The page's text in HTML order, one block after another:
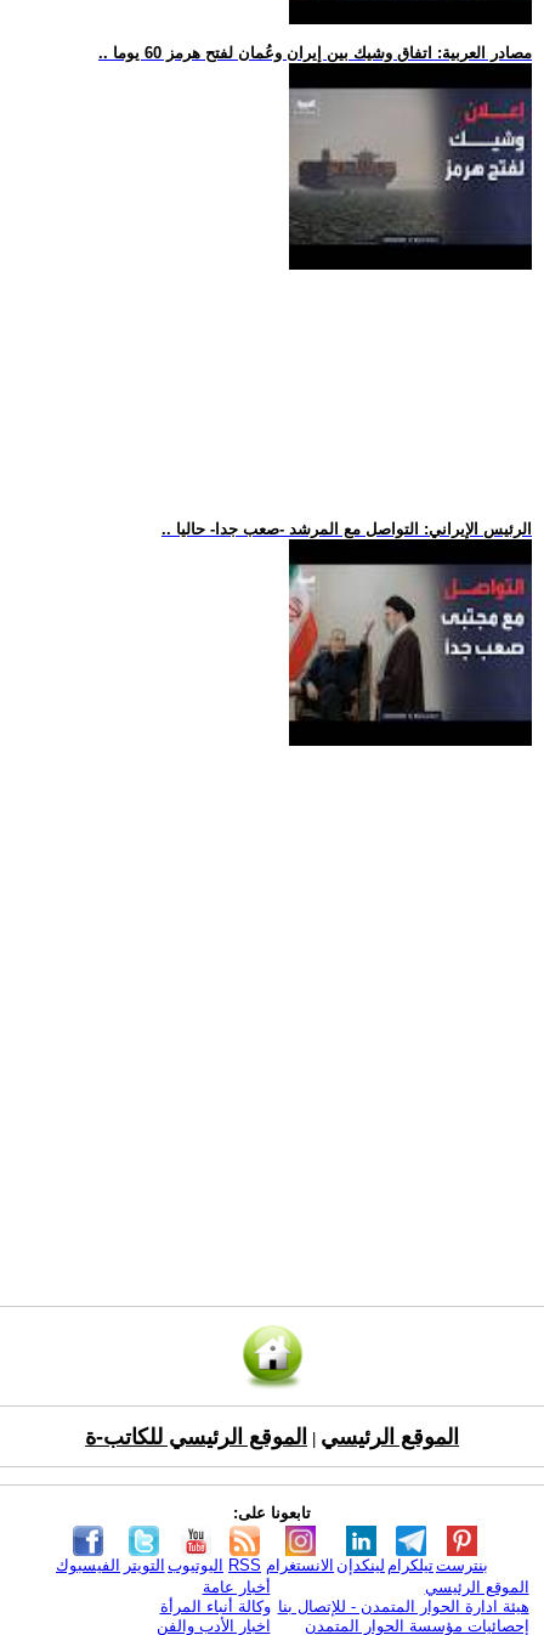
.. مصادر العربية: اتفاق وشيك بين إيران وعُمان لفتح هرمز 60 يوما
.. الرئيس الإيراني: التواصل مع المرشد -صعب جدا- حاليا
الموقع الرئيسي الموقع الرئيسي للكاتب-ة
تابعونا على:
الفيسبوك التويتر اليوتيوب RSS الانستغرام لينكدإن تيلكرامبنترست
الموقع الرئيسي
هيئة ادارة الحوار المتمدن - للإتصال بنا
إحصائيات مؤسسة الحوار المتمدن
أخبار عامة
وكالة أنباء المرأة
اخبار الأدب والفن